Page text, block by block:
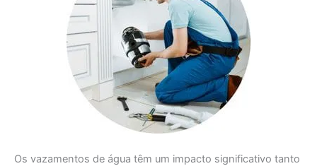
Os vazamentos de água têm um impacto significativo tanto